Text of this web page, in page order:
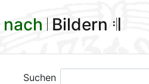
nach 𝄀 Bildern 𝄇
Suchen